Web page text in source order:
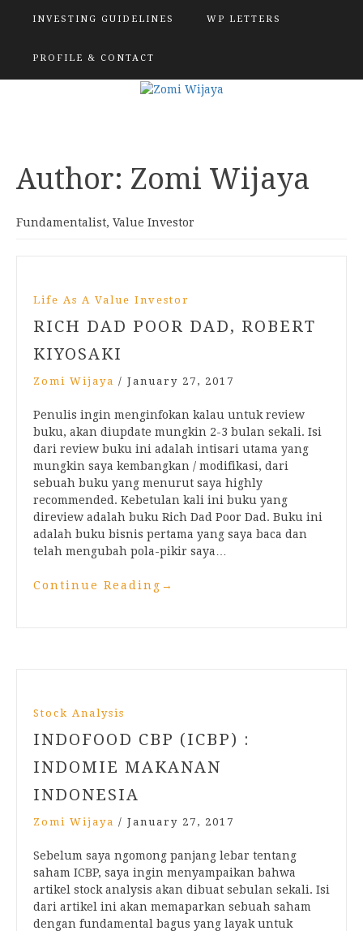
INVESTING GUIDELINES WP LETTERS
PROFILE & CONTACT
Author: Zomi Wijaya
Fundamentalist, Value Investor
Life As A Value Investor
RICH DAD POOR DAD, ROBERT
KIYOSAKI
Zomi Wijaya / January 27, 2017
Penulis ingin menginfokan kalau untuk review
buku, akan diupdate mungkin 2-3 bulan sekali. Isi
dari review buku ini adalah intisari utama yang
mungkin saya kembangkan / modifikasi, dari
sebuah buku yang menurut saya highly
recommended. Kebetulan kali ini buku yang
direview adalah buku Rich Dad Poor Dad. Buku ini
adalah buku bisnis pertama yang saya baca dan
telah mengubah pola-pikir saya…
Continue Reading →
Stock Analysis
INDOFOOD CBP (ICBP) :
INDOMIE MAKANAN
INDONESIA
Zomi Wijaya / January 27, 2017
Sebelum saya ngomong panjang lebar tentang
saham ICBP, saya ingin menyampaikan bahwa
artikel stock analysis akan dibuat sebulan sekali. Isi
dari artikel ini akan memaparkan sebuah saham
dengan fundamental bagus yang layak untuk